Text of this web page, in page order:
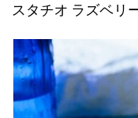
スタチオ ラズベリ